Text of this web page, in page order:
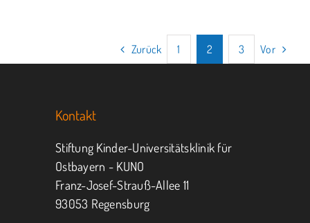
Zurück 1 2 3 Vor
Kontakt
Stiftung Kinder-Universitätsklinik für
Ostbayern - KUNO
Franz-Josef-Strauß-Allee 11
93053 Regensburg